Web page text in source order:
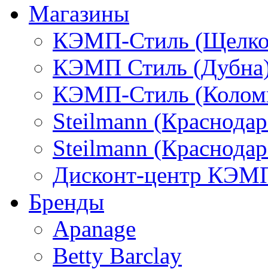
Магазины
КЭМП-Стиль
КЭМП Стиль
КЭМП-Стиль
Steilmann
Steilmann
Дисконт-центр
Бренды
Apanage
Betty Barclay